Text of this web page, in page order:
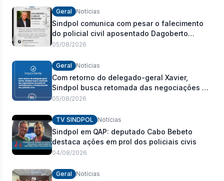
Geral Notícias
Sindpol comunica com pesar o falecimento
do policial civil aposentado Dagoberto
Carlos Romeiro
05/08/2026
Geral Notícias
Com retorno do delegado-geral Xavier,
Sindpol busca retomada das negociações da
pauta de reivindicações e fortalecimento dos
05/08/2026
TV SINDPOL Notícias
Sindpol em QAP: deputado Cabo Bebeto
destaca ações em prol dos policiais civis
04/08/2026
Geral Notícias